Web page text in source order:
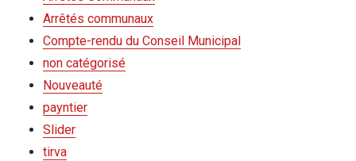
Arrêtés communaux
Compte-rendu du Conseil Municipal
non catégorisé
Nouveauté
payntier
Slider
tirva